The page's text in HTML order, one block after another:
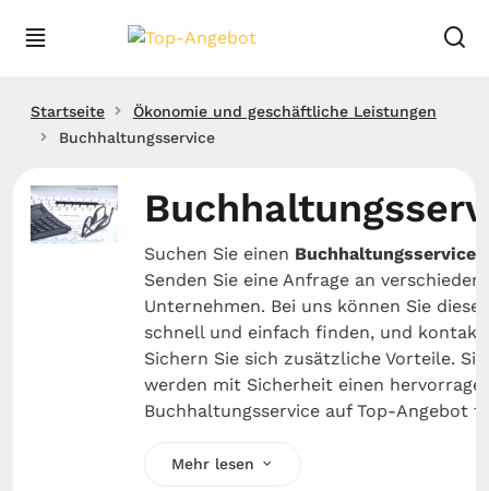
Startseite
Ökonomie und geschäftliche Leistungen
Buchhaltungsservice
Suchen Sie einen Buchhaltungsservice
Senden Sie eine Anfrage an
Unternehmen. Bei uns können Sie diese
schnell und einfach finden, und
Sichern Sie sich zusätzliche Vorteile. Sie
werden mit Sicherheit einen
Buchhaltungsservice auf Top-Angebot
Mehr lesen